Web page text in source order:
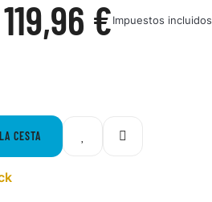
119,96 €Impuestos incluidos
CESTA